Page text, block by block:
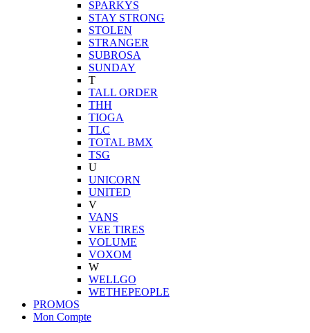
SPARKYS
STAY STRONG
STOLEN
STRANGER
SUBROSA
SUNDAY
T
TALL ORDER
THH
TIOGA
TLC
TOTAL BMX
TSG
U
UNICORN
UNITED
V
VANS
VEE TIRES
VOLUME
VOXOM
W
WELLGO
WETHEPEOPLE
PROMOS
Mon Compte